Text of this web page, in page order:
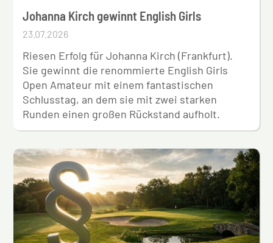
Johanna Kirch gewinnt English Girls
23.07.2026
Riesen Erfolg für Johanna Kirch (Frankfurt).
Sie gewinnt die renommierte English Girls
Open Amateur mit einem fantastischen
Schlusstag, an dem sie mit zwei starken
Runden einen großen Rückstand aufholt.